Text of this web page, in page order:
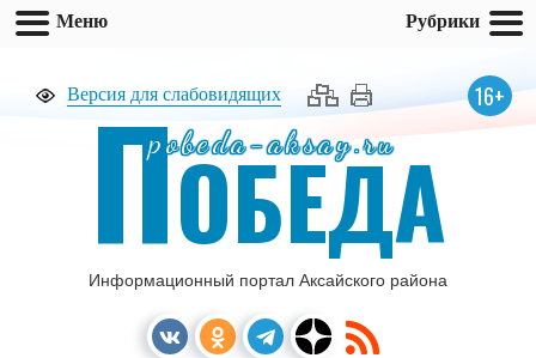
Версия для слабовидящих 16+
pobeda-aksay.ru
ПОБЕДА
Информационный портал Аксайского района
Меню Рубрики